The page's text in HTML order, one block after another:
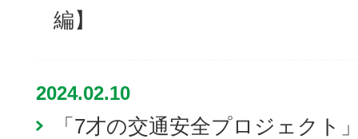
編】
2024.02.10
「7才の交通安全プロジェクト